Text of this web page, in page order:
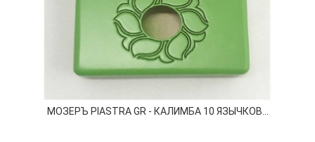
МОЗЕРЪ PIASTRA GR - КАЛИМБА 10 ЯЗЫЧКОВ...